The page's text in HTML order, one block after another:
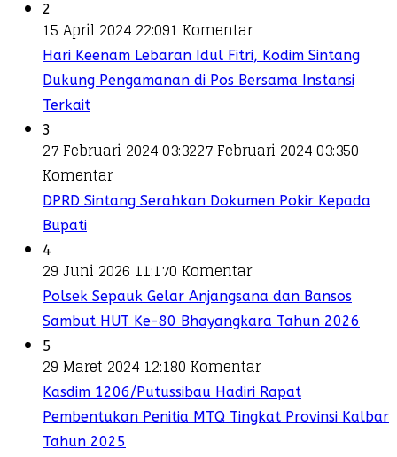
2
15 April 2024 22:091 Komentar
Hari Keenam Lebaran Idul Fitri, Kodim Sintang
Dukung Pengamanan di Pos Bersama Instansi
Terkait
3
27 Februari 2024 03:3227 Februari 2024 03:350
Komentar
DPRD Sintang Serahkan Dokumen Pokir Kepada
Bupati
4
29 Juni 2026 11:170 Komentar
Polsek Sepauk Gelar Anjangsana dan Bansos
Sambut HUT Ke-80 Bhayangkara Tahun 2026
5
29 Maret 2024 12:180 Komentar
Kasdim 1206/Putussibau Hadiri Rapat
Pembentukan Penitia MTQ Tingkat Provinsi Kalbar
Tahun 2025